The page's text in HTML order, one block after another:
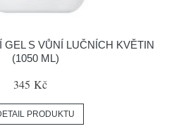
GEL S VŮNÍ LUČNÍCH KVĚTIN
(1050 ML)
345 Kč
PRODUKTU